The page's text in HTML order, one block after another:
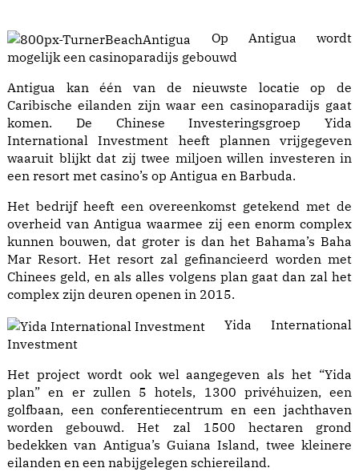
Op Antigua wordt
mogelijk een casinoparadijs gebouwd
Antigua kan één van de nieuwste locatie op de
Caribische eilanden zijn waar een casinoparadijs gaat
komen. De Chinese Investeringsgroep Yida
International Investment heeft plannen vrijgegeven
waaruit blijkt dat zij twee miljoen willen investeren in
een resort met casino’s op Antigua en Barbuda.
Het bedrijf heeft een overeenkomst getekend met de
overheid van Antigua waarmee zij een enorm complex
kunnen bouwen, dat groter is dan het Bahama’s Baha
Mar Resort. Het resort zal gefinancieerd worden met
Chinees geld, en als alles volgens plan gaat dan zal het
complex zijn deuren openen in 2015.
Yida International
Investment
Het project wordt ook wel aangegeven als het “Yida
plan” en er zullen 5 hotels, 1300 privéhuizen, een
golfbaan, een conferentiecentrum en een jachthaven
worden gebouwd. Het zal 1500 hectaren grond
bedekken van Antigua’s Guiana Island, twee kleinere
eilanden en een nabijgelegen schiereiland.